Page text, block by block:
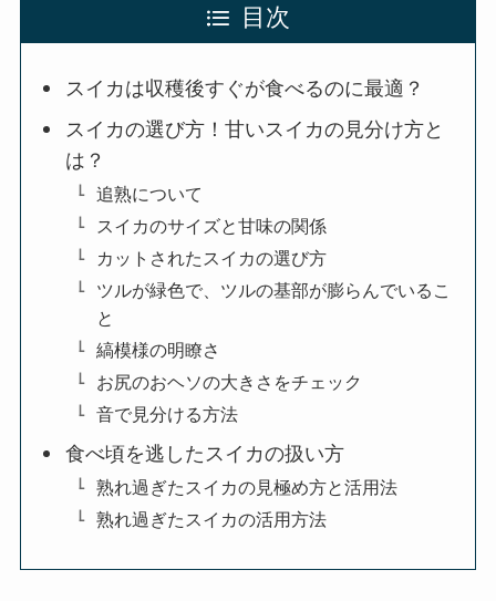
目次
スイカは収穫後すぐが食べるのに最適？
スイカの選び方！甘いスイカの見分け方と
は？
追熟について
スイカのサイズと甘味の関係
カットされたスイカの選び方
ツルが緑色で、ツルの基部が膨らんでいるこ
と
縞模様の明瞭さ
お尻のおヘソの大きさをチェック
音で見分ける方法
食べ頃を逃したスイカの扱い方
熟れ過ぎたスイカの見極め方と活用法
熟れ過ぎたスイカの活用方法